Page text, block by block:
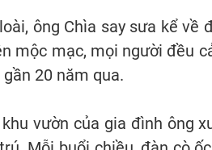
ông Chìa say sưa kể về
mộc mạc, mọi người đều
20 năm qua.
vườn của gia đình ông